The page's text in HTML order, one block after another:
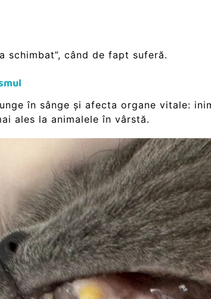
schimbat”, când de fapt suferă.
în sânge și afecta organe vitale:
ales la animalele în vârstă.